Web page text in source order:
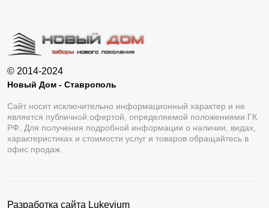
© 2014-2024
Новый Дом - Ставрополь
Сайт носит исключительно информационный характер и не
является публичной офертой, определяемой положениями ГК
РФ. Для получения подробной информации о наличии, видах,
характеристиках и стоимости услуг и товаров обращайтесь в
офис продаж.
Разработка сайта Lukevium